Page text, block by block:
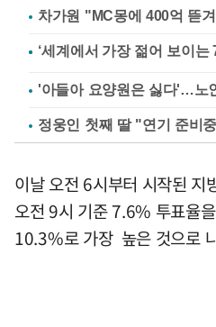
'아들아 요양원은 싫다'…노
정웅인 첫째 딸 "연기 준비
이날 오전 6시부터 시작된 지
오전 9시 기준 7.6% 투표율
10.3%로 가장 높은 것으로